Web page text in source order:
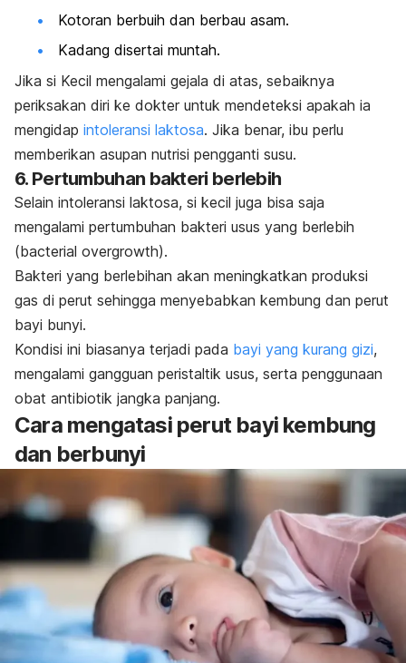
Kotoran berbuih dan berbau asam.
Kadang disertai muntah.
Jika si Kecil mengalami gejala di atas, sebaiknya
periksakan diri ke dokter untuk mendeteksi apakah ia
mengidap intoleransi laktosa. Jika benar, ibu perlu
memberikan asupan nutrisi pengganti susu.
6. Pertumbuhan bakteri berlebih
Selain intoleransi laktosa, si kecil juga bisa saja
mengalami pertumbuhan bakteri usus yang berlebih
(bacterial overgrowth).
Bakteri yang berlebihan akan meningkatkan produksi
gas di perut sehingga menyebabkan kembung dan perut
bayi bunyi.
Kondisi ini biasanya terjadi pada bayi yang kurang gizi,
mengalami gangguan peristaltik usus, serta penggunaan
obat antibiotik jangka panjang.
Cara mengatasi perut bayi kembung
dan berbunyi